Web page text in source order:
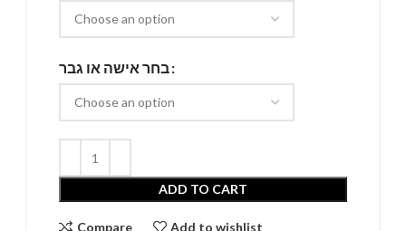
בחר אישה או גבר
ADD TO CART
Compare Add to wishlist